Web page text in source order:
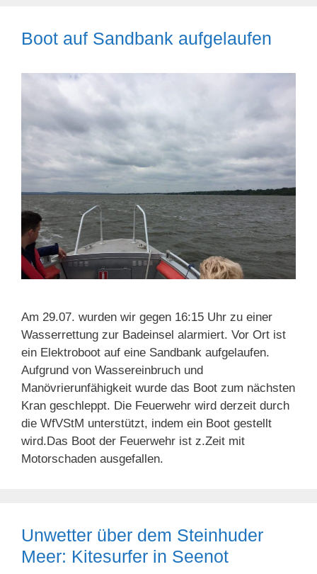
Boot auf Sandbank aufgelaufen
Am 29.07. wurden wir gegen 16:15 Uhr zu einer
Wasserrettung zur Badeinsel alarmiert. Vor Ort ist
ein Elektroboot auf eine Sandbank aufgelaufen.
Aufgrund von Wassereinbruch und
Manövrierunfähigkeit wurde das Boot zum nächsten
Kran geschleppt. Die Feuerwehr wird derzeit durch
die WfVStM unterstützt, indem ein Boot gestellt
wird.Das Boot der Feuerwehr ist z.Zeit mit
Motorschaden ausgefallen.
Unwetter über dem Steinhuder
Meer: Kitesurfer in Seenot